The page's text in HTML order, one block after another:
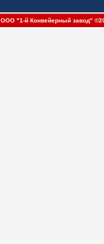
ООО "1-й Конвейерный завод"